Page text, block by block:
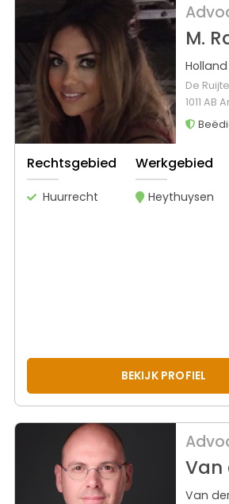
M.
De
1011 AB
Rechtsgebied
Huurrecht
Werkgebied
Heythuysen
BEKIJK PROFIEL
Van
Van